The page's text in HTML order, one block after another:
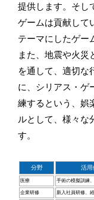
提供します。そし
ゲームは貢献して
テーマにしたゲー
また、地震や火災
を通して、適切な
に、シリアス・ゲ
練するという、娯
ルとして、様々な
す。
分野 活用
医療 手術の模擬訓練
企業研修 新入社員研修、